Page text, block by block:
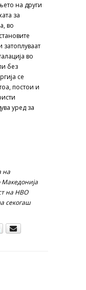
на други
за
во
затоплуваат
во
без
се
постои и
уред за
на
на НВО
секогаш